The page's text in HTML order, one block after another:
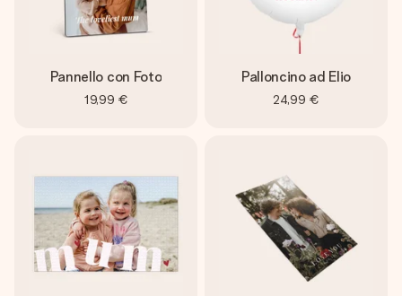
Pannello con Foto
19,99 €
Palloncino ad Elio
24,99 €